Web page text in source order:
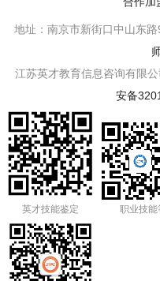
地址：南京市新街口中山东
江苏英才教育信息咨询有限
安备
英才技能鉴定 职业技能